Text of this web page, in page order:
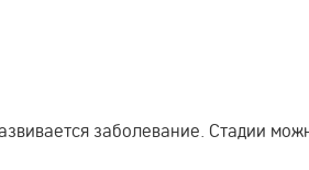
заболевание. Стадии